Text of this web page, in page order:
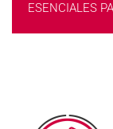
ESENCIALES